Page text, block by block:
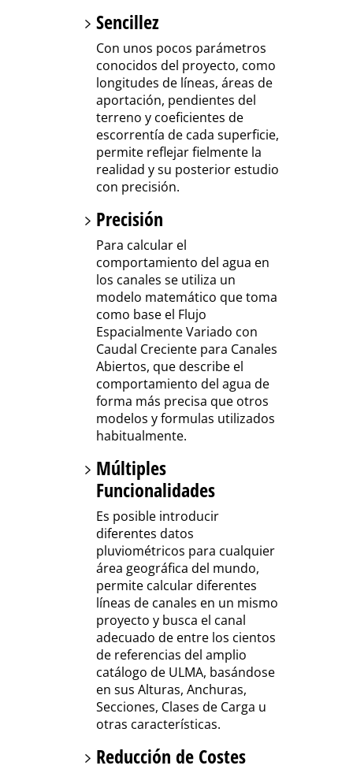
Sencillez
Con unos pocos parámetros
conocidos del proyecto, como
longitudes de líneas, áreas de
aportación, pendientes del
terreno y coeficientes de
escorrentía de cada superficie,
permite reflejar fielmente la
realidad y su posterior estudio
con precisión.
Precisión
Para calcular el
comportamiento del agua en
los canales se utiliza un
modelo matemático que toma
como base el Flujo
Espacialmente Variado con
Caudal Creciente para Canales
Abiertos, que describe el
comportamiento del agua de
forma más precisa que otros
modelos y formulas utilizados
habitualmente.
Múltiples
Funcionalidades
Es posible introducir
diferentes datos
pluviométricos para cualquier
área geográfica del mundo,
permite calcular diferentes
líneas de canales en un mismo
proyecto y busca el canal
adecuado de entre los cientos
de referencias del amplio
catálogo de ULMA, basándose
en sus Alturas, Anchuras,
Secciones, Clases de Carga u
otras características.
Reducción de Costes